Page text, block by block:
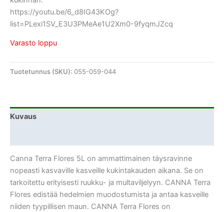
https://youtu.be/6_d8IG43KOg?
list=PLexi1SV_E3U3PMeAe1U2Xm0-9fyqmJZcq
Varasto loppu
Tuotetunnus (SKU): 055-059-044
Kuvaus
Canna Terra Flores 5L on ammattimainen täysravinne
nopeasti kasvaville kasveille kukintakauden aikana. Se on
tarkoitettu erityisesti ruukku- ja multaviljelyyn. CANNA Terra
Flores edistää hedelmien muodostumista ja antaa kasveille
niiden tyypillisen maun. CANNA Terra Flores on